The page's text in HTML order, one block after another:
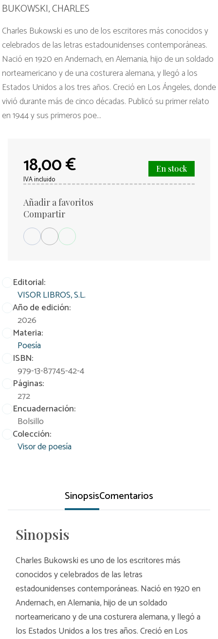
BUKOWSKI, CHARLES
Charles Bukowski es uno de los escritores más conocidos y
celebrados de las letras estadounidenses contemporáneas.
Nació en 1920 en Andernach, en Alemania, hijo de un soldado
norteamericano y de una costurera alemana, y llegó a los
Estados Unidos a los tres años. Creció en Los Ángeles, donde
vivió durante más de cinco décadas. Publicó su primer relato
en 1944 y sus primeros poe...
Editorial:
VISOR LIBROS, S.L.
Año de edición:
2026
Materia:
Poesía
ISBN:
979-13-87745-42-4
Páginas:
272
Encuadernación:
Bolsillo
Colección:
Visor de poesía
18,00 €
IVA incluido
En stock
Añadir a favoritos
Compartir
SinopsisComentarios
Sinopsis
Charles Bukowski es uno de los escritores más
conocidos y celebrados de las letras
estadounidenses contemporáneas. Nació en 1920 en
Andernach, en Alemania, hijo de un soldado
norteamericano y de una costurera alemana, y llegó a
los Estados Unidos a los tres años. Creció en Los